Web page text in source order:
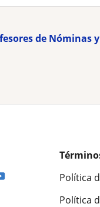
de Nóminas
Política
Política